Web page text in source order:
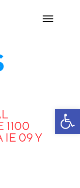
1100
IE 09 Y